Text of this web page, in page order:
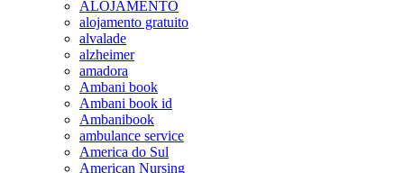
ALOJAMENTO
alojamento gratuito
alvalade
alzheimer
amadora
Ambani book
Ambani book id
Ambanibook
ambulance service
America do Sul
American Nursing